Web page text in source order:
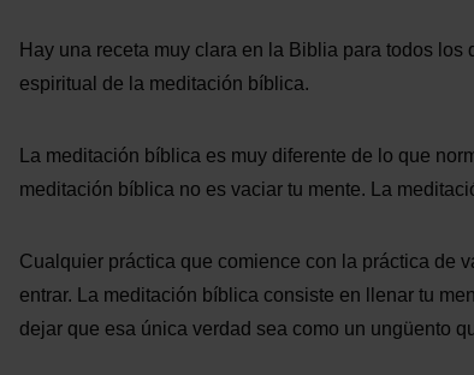
Hay una receta muy clara en la Biblia para todos
espiritual de la meditación bíblica.
La meditación bíblica es muy diferente de lo que
meditación bíblica no es vaciar tu mente. La
Cualquier práctica que comience con la práctica de
entrar. La meditación bíblica consiste en llenar tu
dejar que esa única verdad sea como un ungüento